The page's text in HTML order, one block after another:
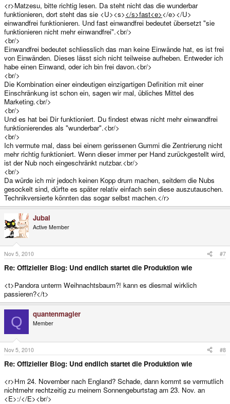
<r>Matzesu, bitte richtig lesen. Da steht nicht das die wunderbar
funktionieren, dort steht das sie <U><s></s>fast<e></e></U>
einwandfrei funktionieren. Und fast einwandfrei bedeutet übersetzt "sie
funktionieren nicht mehr einwandfrei".<br/>
<br/>
Einwandfrei bedeutet schliesslich das man keine Einwände hat, es ist frei
von Einwänden. Dieses lässt sich nicht teilweise aufheben. Entweder ich
habe einen Einwand, oder ich bin frei davon.<br/>
<br/>
Die Kombination einer eindeutigen einzigartigen Definition mit einer
Einschränkung ist schon ein, sagen wir mal, übliches Mittel des
Marketing.<br/>
<br/>
Und es hat bei Dir funktioniert. Du findest etwas nicht mehr einwandfrei
funktionierendes als "wunderbar".<br/>
<br/>
Ich vermute mal, dass bei einem gerissenen Gummi die Zentrierung nicht
mehr richtig funktioniert. Wenn dieser immer per Hand zurückgestellt wird,
ist der Nub noch eingeschränkt nutzbar.<br/>
<br/>
Da würde ich mir jedoch keinen Kopp drum machen, seitdem die Nubs
gesockelt sind, dürfte es später relativ einfach sein diese auszutauschen.
Technikversierte könnten das sogar selbst machen.</r>
Jubal
Active Member
Nov 5, 2010 #7
Re: Offizieller Blog: Und endlich startet die Produktion wie
<t>Pandora unterm Weihnachtsbaum?! kann es diesmal wirklich
passieren?</t>
Q quantenmagier
Member
Nov 5, 2010 #8
Re: Offizieller Blog: Und endlich startet die Produktion wie
<r>Hm 24. November nach England? Schade, dann kommt se vermutlich
nichtmehr rechtzeitig zu meinem Sonnengeburtstag am 23. Nov. an
<E>:/</E><br/>